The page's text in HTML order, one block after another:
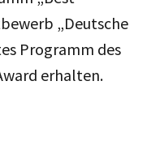
„Deutsche
Programm des
erhalten.